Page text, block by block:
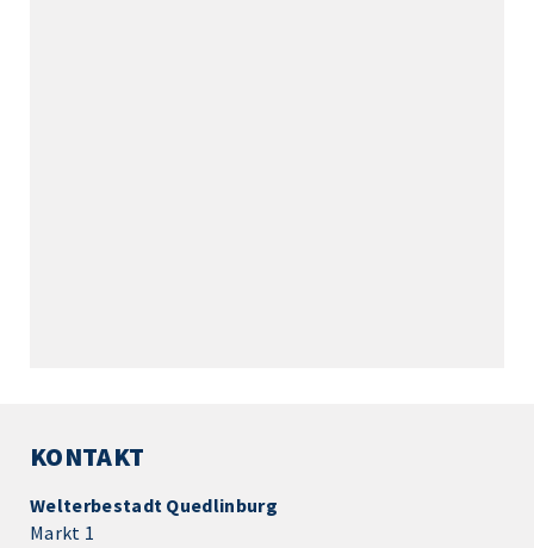
KONTAKT
Welterbestadt Quedlinburg
Markt 1